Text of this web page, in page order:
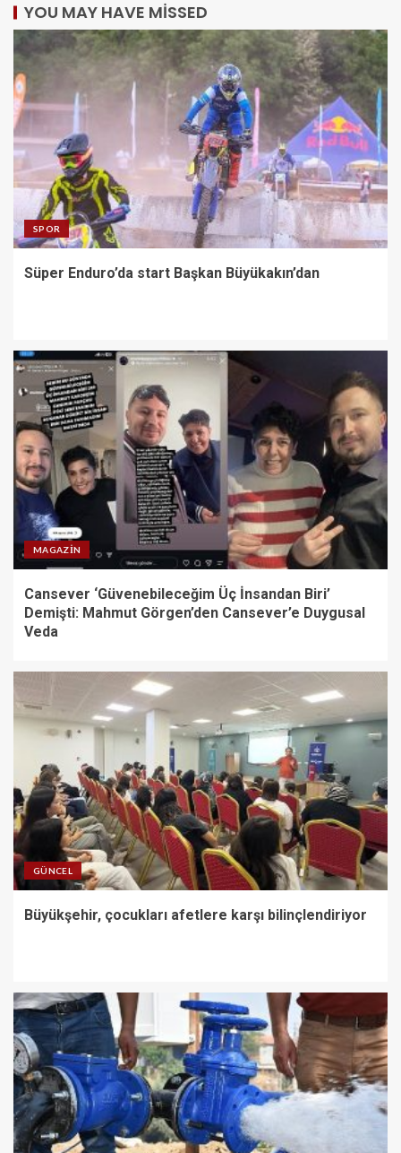
YOU MAY HAVE MISSED
SPOR
Süper Enduro’da start Başkan Büyükakın’dan
MAGAZIN
Cansever ‘Güvenebileceğim Üç İnsandan Biri’
Demişti: Mahmut Görgen’den Cansever’e Duygusal
Veda
GÜNCEL
Büyükşehir, çocukları afetlere karşı bilinçlendiriyor